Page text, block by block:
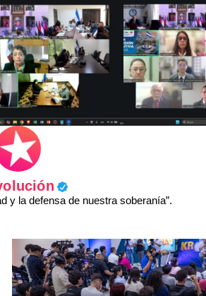
y la defensa de nuestra soberanía”.